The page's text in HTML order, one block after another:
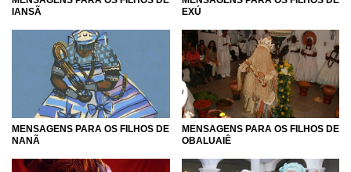
IANSÃ
EXÚ
MENSAGENS PARA OS FILHOS DE
NANÃ
MENSAGENS PARA OS FILHOS DE
OBALUAIÊ